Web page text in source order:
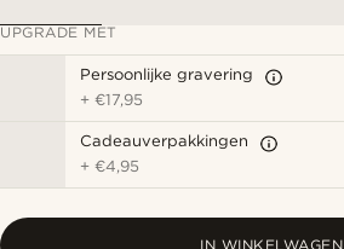
UPGRADE MET
Persoonlijke gravering
+€17,95
Cadeauverpakkingen
+€4,95
IN WINKELWAGEN